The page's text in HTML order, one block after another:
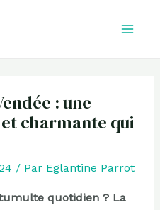
: une
charmante qui
/ Par Eglantine Parrot
quotidien ? La